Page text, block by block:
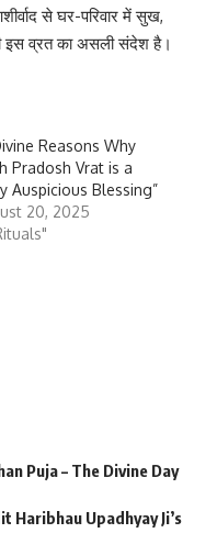
से घर-परिवार में सुख,
इस व्रत का असली संदेश है।
Reasons Why
Pradosh Vrat is a
Auspicious Blessing”
20, 2025
Puja – The Divine Day
Haribhau Upadhyay Ji’s